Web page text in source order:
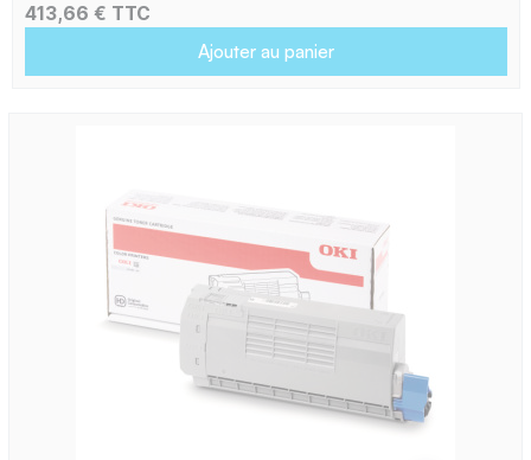
413,66 € TTC
Ajouter au panier